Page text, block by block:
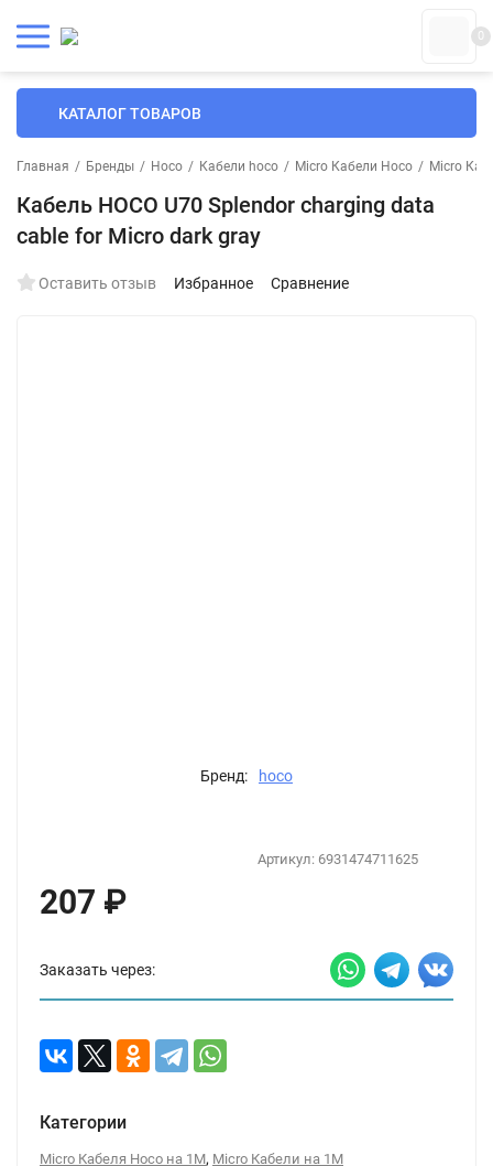
0
КАТАЛОГ ТОВАРОВ
Главная / Бренды / Hoco / Кабели hoco / Micro Кабели Hoco / Micro
Кабель HOCO U70 Splendor charging data
cable for Micro dark gray
Оставить отзыв Избранное Сравнение
Бренд: hoco
Артикул: 6931474711625
207 ₽
Заказать через:
Категории
Micro Кабеля Hoco на 1М, Micro Кабели на 1М